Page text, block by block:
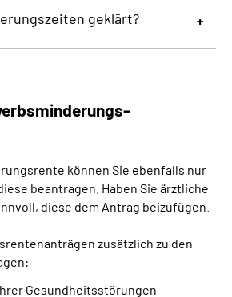
geklärt?
können Sie ebenfalls nur
beantragen. Haben Sie ärztliche
diese dem Antrag beizufügen.
zusätzlich zu den
Gesundheitsstörungen